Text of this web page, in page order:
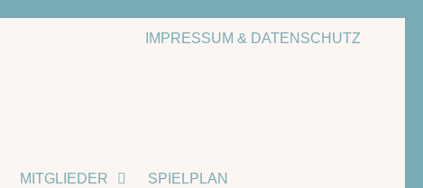
IMPRESSUM & DATENSCHUTZ
MITGLIEDER SPIELPLAN